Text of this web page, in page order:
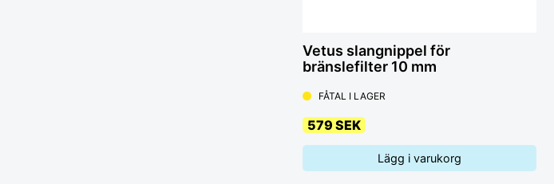
Vetus slangnippel för
bränslefilter 10 mm
FÅTAL I LAGER
579 SEK
Lägg i varukorg